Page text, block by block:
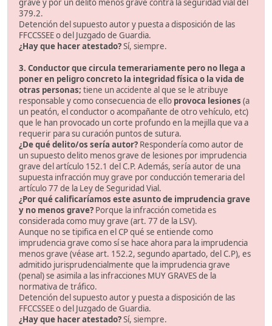
grave y por un delito menos grave contra la seguridad vial del
379.2.
Detención del supuesto autor y puesta a disposición de las
FFCCSSEE o del Juzgado de Guardia.
¿Hay que hacer atestado?Sí, siempre.
3. Conductor que circula temerariamente pero no llega a
poner en peligro concreto la integridad física o la vida de
otras personas; tiene un accidente al que se le atribuye
responsable y como consecuencia de ello provoca lesiones (a
un peatón, el conductor o acompañante de otro vehículo, etc)
que le han provocado un corte profundo en la mejilla que va a
requerir para su curación puntos de sutura.
¿De qué delito/os sería autor? Respondería como autor de
un supuesto delito menos grave de lesiones por imprudencia
grave del artículo 152.1 del C.P. Además, sería autor de una
supuesta infracción muy grave por conducción temeraria del
artículo 77 de la Ley de Seguridad Vial.
¿Por qué calificaríamos este asunto de imprudencia grave
y no menos grave? Porque la infracción cometida es
considerada como muy grave (art. 77 de la LSV).
Aunque no se tipifica en el CP qué se entiende como
imprudencia grave como sí se hace ahora para la imprudencia
menos grave (véase art. 152.2, segundo apartado, del C.P), es
admitido jurisprudencialmente que la imprudencia grave
(penal) se asimila a las infracciones MUY GRAVES de la
normativa de tráfico.
Detención del supuesto autor y puesta a disposición de las
FFCCSSEE o del Juzgado de Guardia.
¿Hay que hacer atestado?Sí, siempre.